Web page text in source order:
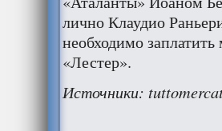
лично Клаудио
необходимо
«Лестер».
Источники: